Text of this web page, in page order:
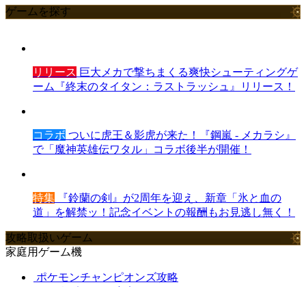
ゲームを探す
リリース 巨大メカで撃ちまくる爽快シューティングゲ
ーム『終末のタイタン：ラストラッシュ』リリース！
コラボ ついに虎王＆影虎が来た！『鋼嵐 - メカラシ』
で「魔神英雄伝ワタル」コラボ後半が開催！
特集 『鈴蘭の剣』が2周年を迎え、新章「氷と血の
道」を解禁ッ！記念イベントの報酬もお見逃し無く！
攻略取扱いゲーム
家庭用ゲーム機
ポケモンチャンピオンズ攻略